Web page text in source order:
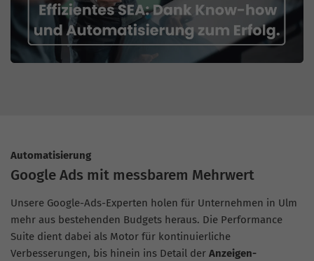
Automatisierung
Google Ads mit messbarem Mehrwert
Unsere Google-Ads-Experten holen für Unternehmen in Ulm
mehr aus bestehenden Budgets heraus. Die Performance
Suite dient dabei als Motor für kontinuierliche
Verbesserungen, bis hinein ins Detail der Anzeigen-